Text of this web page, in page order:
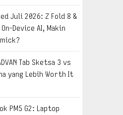
Juli 2026: Z Fold 8 &
Device AI, Makin
Tab Sketsa 3 vs
yang Lebih Worth It
PM5 G2: Laptop